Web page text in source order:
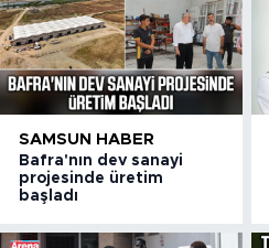
SAMSUN HABER
Bafra'nın dev sanayi
projesinde üretim
başladı